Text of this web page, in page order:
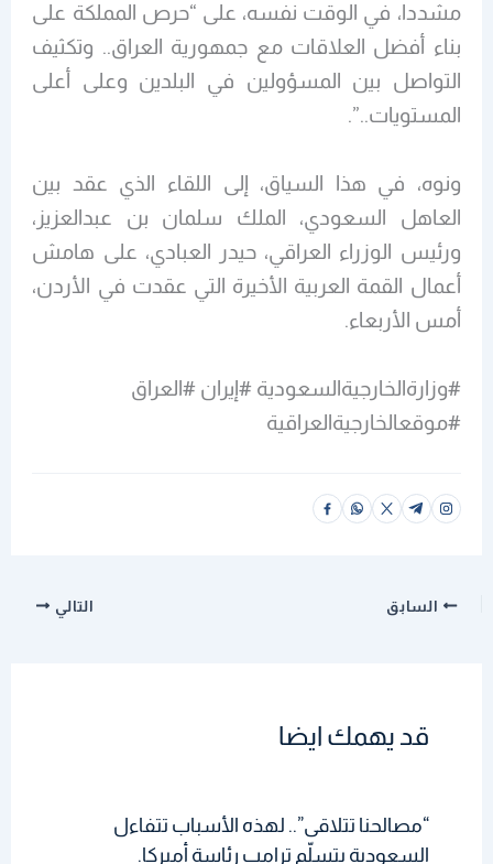
مشددا، في الوقت نفسه، على “حرص المملكة على
بناء أفضل العلاقات مع جمهورية العراق.. وتكثيف
التواصل بين المسؤولين في البلدين وعلى أعلى
المستويات..”.
ونوه، في هذا السياق، إلى اللقاء الذي عقد بين
العاهل السعودي، الملك سلمان بن عبدالعزيز،
ورئيس الوزراء العراقي، حيدر العبادي، على هامش
أعمال القمة العربية الأخيرة التي عقدت في الأردن،
أمس الأربعاء.
#وزارةالخارجيةالسعودية #إيران #العراق
#موقعالخارجيةالعراقية
السابق التالي
قد يهمك ايضا
“مصالحنا تتلاقى”.. لهذه الأسباب تتفاءل
السعودية بتسلّم ترامب رئاسة أميركا.